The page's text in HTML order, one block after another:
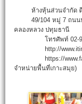
ห้างหุ้นส่วนจำกัด ดี.
49/104 หมู่ 7 ถนนบา
คลองหลวง ปทุมธานี
โทรศัพท์ 02-908-
http://www.itim-
https://
จำหน่ายพื้นที่เกาะสมุย)